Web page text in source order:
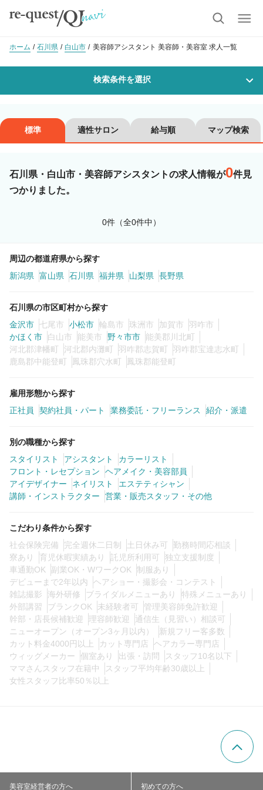
ホーム 石川県 白山市 美容師アシスタント 美容師・美容室 求人一覧
検索条件を選択
沿線・駅を選択 市区町村を選択
白山市
美容師スタイリスト
カラーリスト フロント・レセプション
ヘアメイク・美容部員
ネイリスト エステティシャン
講師・インストラクター 営業・販売スタッフ・その他
雇用形態
詳細条件
この条件の求人数0 件
検索する
標準 適性サロン 給与順 マップ検索
石川県・白山市・美容師アシスタントの求人情報が0件見
つかりました。
0件（全0件中）
周辺の都道府県から探す
新潟県
富山県 石川県 福井県 山梨県 長野県
石川県の市区町村から探す
金沢市
七尾市 小松市 輪島市 珠洲市 加賀市
羽咋市
かほく市
白山市 能美市 野々市市
能美郡川北町
河北郡津幡町
河北郡内灘町 羽咋郡志賀町
羽咋郡宝達志水町
鹿島郡中能登町
鳳珠郡穴水町 鳳珠郡能登町
雇用形態から探す
正社員
契約社員・パート 業務委託・フリーランス 紹介・派遣
別の職種から探す
スタイリスト
アシスタント
カラーリスト
フロント・レセプション
ヘアメイク・美容部員
アイデザイナー
ネイリスト
エステティシャン
講師・インストラクター
営業・販売スタッフ・その他
こだわり条件から探す
社会保険完備
完全週休二日制 土日休み可
勤務時間応相談
寮あり
育児休暇実績あり 託児所利用可
独立支援制度
車通勤OK
副業OK・WワークOK
制服あり
デビューまで2年以内
ヘアショー・撮影会・コンテスト
雑誌撮影
海外研修 ブライダルメニューあり
特殊メニューあり
外部講習
ブランクOK 未経験者可
管理美容師免許歓迎
幹部・店長候補歓迎
理容師歓迎
通信生（見習い）相談可
ニューオープン（オープン3ヶ月以内）
新規フリー客多数
カット料金4000円以上
カット専門店
ヘアカラー専門店
ウィッグメーカー
個室あり 出張・訪問
スタッフ10名以下
ママさんスタッフ在籍中
スタッフ平均年齢30歳以上
女性スタッフ比率50％以上
美容室経営者の方へ 初めての方へ